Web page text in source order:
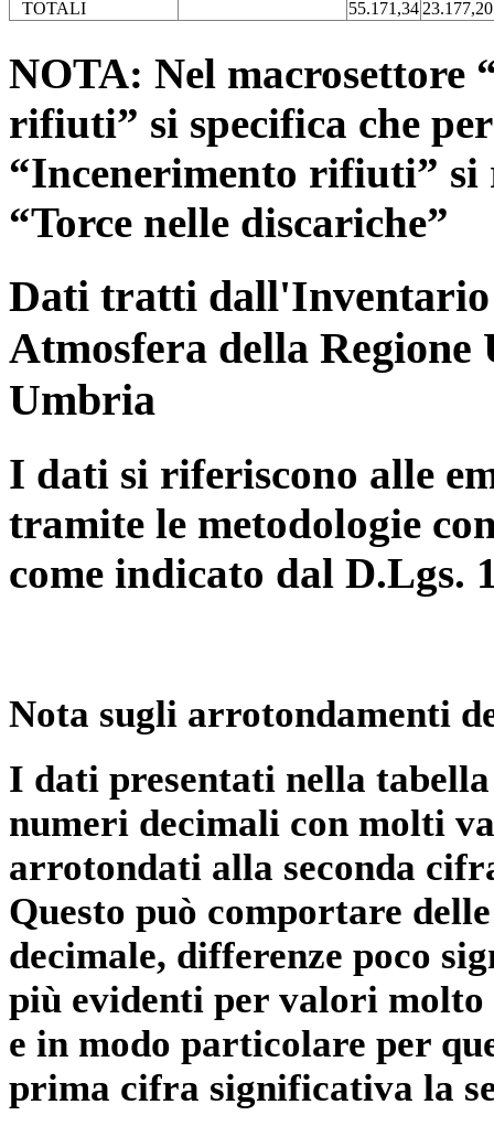
TOTALI 55.171,3423.177,20
NOTA: Nel macrosettore
rifiuti” si specifica che
“Incenerimento rifiuti”
“Torce nelle discariche”
Dati tratti dall'Inventario
Atmosfera della
Umbria
I dati si riferiscono alle
tramite le metodologie
come indicato dal D.Lgs.
Nota sugli arrotondamenti
I dati presentati nella
numeri decimali con molti
arrotondati alla seconda
Questo può comportare
decimale, differenze poco
più evidenti per valori
e in modo particolare per
prima cifra significativa la